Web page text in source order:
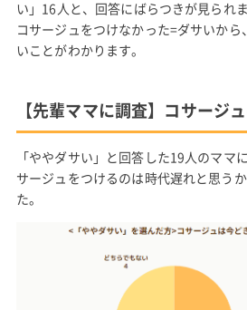
い」16人と、回答にばらつきが見られま
コサージュをつけなかった=ダサいか
いことがわかります。
【先輩ママに調査】コサージ
「ややダサい」と回答した19人のママ
サージュをつけるのは時代遅れと思う
た。